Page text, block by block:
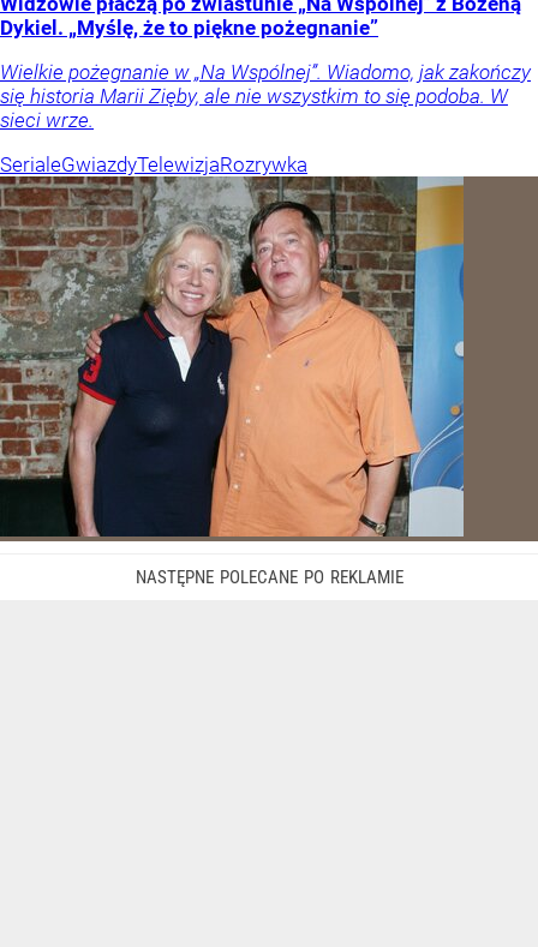
Dykiel. „Myślę, że to piękne pożegnanie”
Wielkie pożegnanie w „Na Wspólnej”. Wiadomo, jak zakończy
się historia Marii Zięby, ale nie wszystkim to się podoba. W
sieci wrze.
SerialeGwiazdyTelewizjaRozrywka